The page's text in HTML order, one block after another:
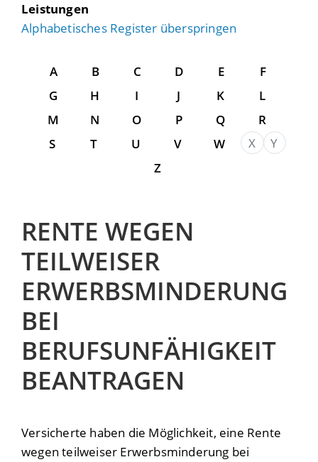
Leistungen
Alphabetisches Register überspringen
A B C D E
F
G
H I J K
L
M
N O P Q
R
S
T U V W X
Y
Z
RENTE WEGEN
TEILWEISER
ERWERBSMINDERUNG
BEI
BERUFSUNFÄHIGKEIT
BEANTRAGEN
Versicherte haben die Möglichkeit, eine Rente
wegen teilweiser Erwerbsminderung bei